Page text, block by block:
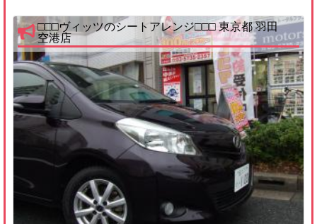
□□□ヴィッツのシートアレンジ□□□ 東京都 羽田
空港店